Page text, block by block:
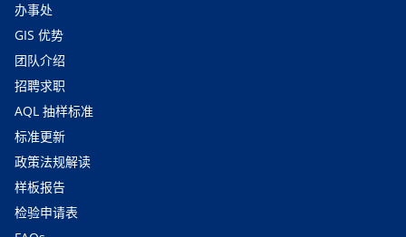
办事处
GIS 优势
团队介绍
招聘求职
AQL 抽样标准
标准更新
政策法规解读
样板报告
检验申请表